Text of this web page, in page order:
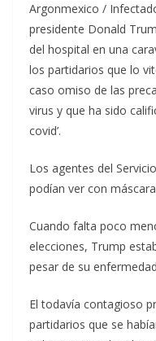
Argonmexico /
presidente Donald
del hospital en una
los partidarios que lo
caso omiso de las
virus y que ha sido
covid’.
Los agentes del
podían ver con
Cuando falta poco
elecciones, Trump
pesar de su
El todavía contagioso
partidarios que se